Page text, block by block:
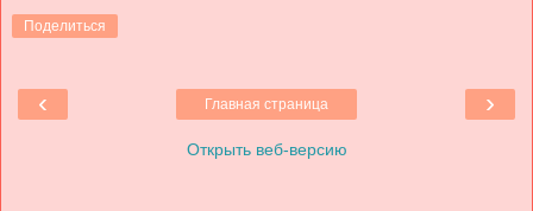
Поделиться
‹ ›
Главная страница
Открыть веб-версию